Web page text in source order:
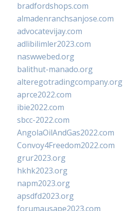
bradfordshops.com
almadenranchsanjose.com
advocatevijay.com
adlibilimler2023.com
naswwebed.org
balithut-manado.org
alteregotradingcompany.org
aprce2022.com
ibie2022.com
sbcc-2022.com
AngolaOilAndGas2022.com
Convoy4Freedom2022.com
grur2023.org
hkhk2023.org
napm2023.org
apsdfd2023.org
forumausape2023.com